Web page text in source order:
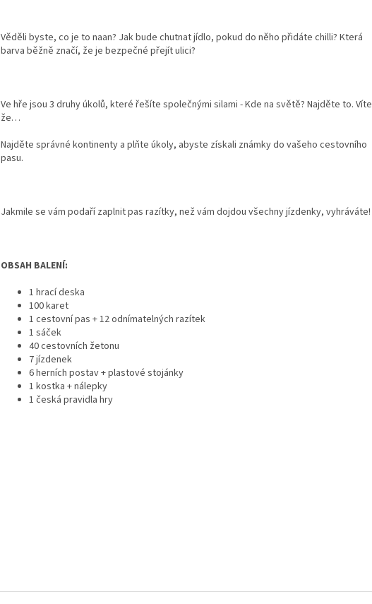
Věděli byste, co je to naan? Jak bude chutnat jídlo, pokud do něho přidáte chilli? Která
barva běžně značí, že je bezpečné přejít ulici?
Ve hře jsou 3 druhy úkolů, které řešíte společnými silami - Kde na světě? Najděte to. Víte
že…
Najděte správné kontinenty a plňte úkoly, abyste získali známky do vašeho cestovního
pasu.
Jakmile se vám podaří zaplnit pas razítky, než vám dojdou všechny jízdenky, vyhráváte!
OBSAH BALENÍ:
1 hrací deska
100 karet
1 cestovní pas + 12 odnímatelných razítek
1 sáček
40 cestovních žetonu
7 jízdenek
6 herních postav + plastové stojánky
1 kostka + nálepky
1 česká pravidla hry